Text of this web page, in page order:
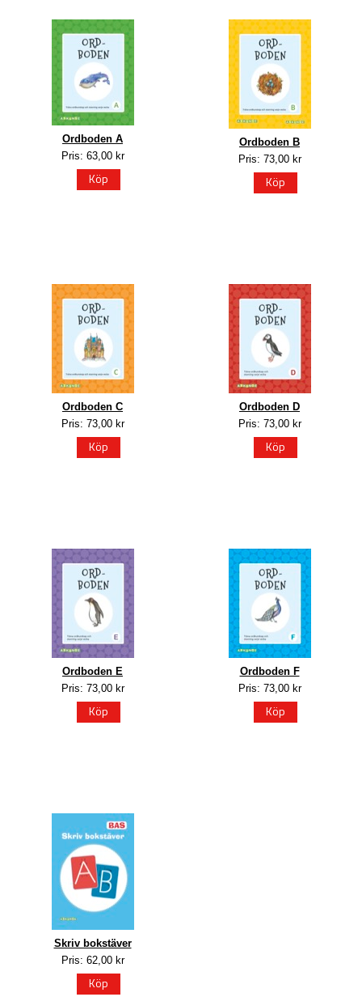
Ordboden A
Pris: 63,00 kr
Köp
Ordboden B
Pris: 73,00 kr
Köp
Ordboden C
Pris: 73,00 kr
Köp
Ordboden D
Pris: 73,00 kr
Köp
Ordboden E
Pris: 73,00 kr
Köp
Ordboden F
Pris: 73,00 kr
Köp
Skriv bokstäver
Pris: 62,00 kr
Köp